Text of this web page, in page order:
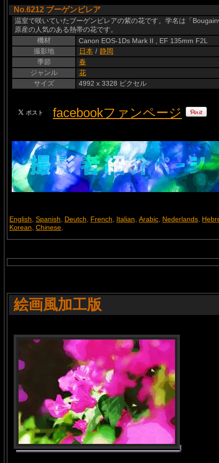
No.6212 ブーゲンビレア
温室で咲いていたブーゲンビレアの紫の花です。学名は「
原産の人気のある熱帯の花です。
機材
Canon EOS-1Ds Mark II , EF 135mm F2L
撮影地
日本 / 静岡
季節
春
ジャンル
花
サイズ
4992 x 3328 ピクセル
facebookファンページ
English, Spanish, Deutch, French, Italian, Arabic, Nederlands,
Korean, Chinese,
絵画風加工版